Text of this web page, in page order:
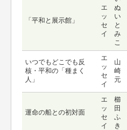
「平和と展示館」
エ
ッ
セ
イ
ぬ
い
と
み
こ
いつでもどこでも反
核・平和の「種まく
人」
エ
ッ
セ
イ
山
崎
元
運命の船との初対面
エ
ッ
セ
イ
櫛
田
ふ
き